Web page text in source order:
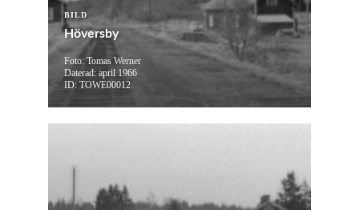
BILD
Höversby
Foto: Tomas Werner
Daterad: april 1966
ID: TOWE00012